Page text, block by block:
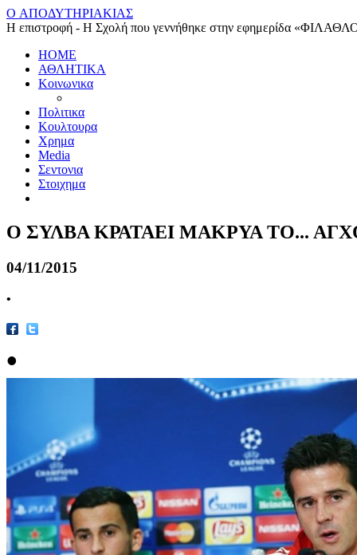
O ΑΠΟΔΥΤΗΡΙΑΚΙΑΣ
Η επιστροφή - Η Σχολή που γεννήθηκε στην εφημερίδα
HOME
ΑΘΛΗΤΙΚΑ
Κοινωνικα
Πολιτικα
Κουλτουρα
Χρημα
Media
Σεντονια
Στοιχημα
Ο ΣΥΛΒΑ ΚΡΑΤΑΕΙ ΜΑΚΡΥΑ ΤΟ...
04/11/2015
•
•